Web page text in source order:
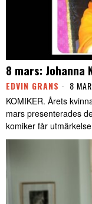
8 mars: Johanna
EDVIN GRANS 8
KOMIKER. Årets
mars presenterades
komiker får